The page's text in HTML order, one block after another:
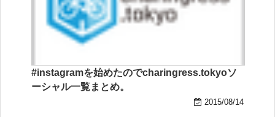
#instagramを始めたのでcharingress.tokyoソ
ーシャル一覧まとめ。
2015/08/14